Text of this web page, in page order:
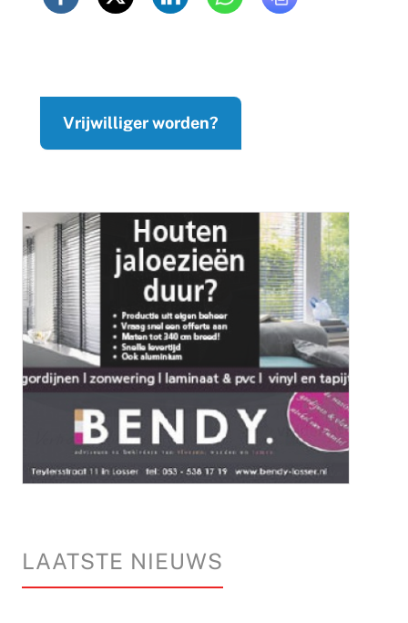
Vrijwilliger worden?
LAATSTE NIEUWS